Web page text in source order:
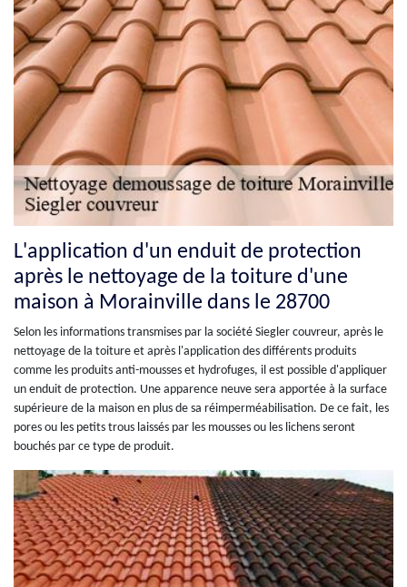
L'application d'un enduit de protection
après le nettoyage de la toiture d'une
maison à Morainville dans le 28700
Selon les informations transmises par la société Siegler couvreur, après le
nettoyage de la toiture et après l'application des différents produits
comme les produits anti-mousses et hydrofuges, il est possible d'appliquer
un enduit de protection. Une apparence neuve sera apportée à la surface
supérieure de la maison en plus de sa réimperméabilisation. De ce fait, les
pores ou les petits trous laissés par les mousses ou les lichens seront
bouchés par ce type de produit.